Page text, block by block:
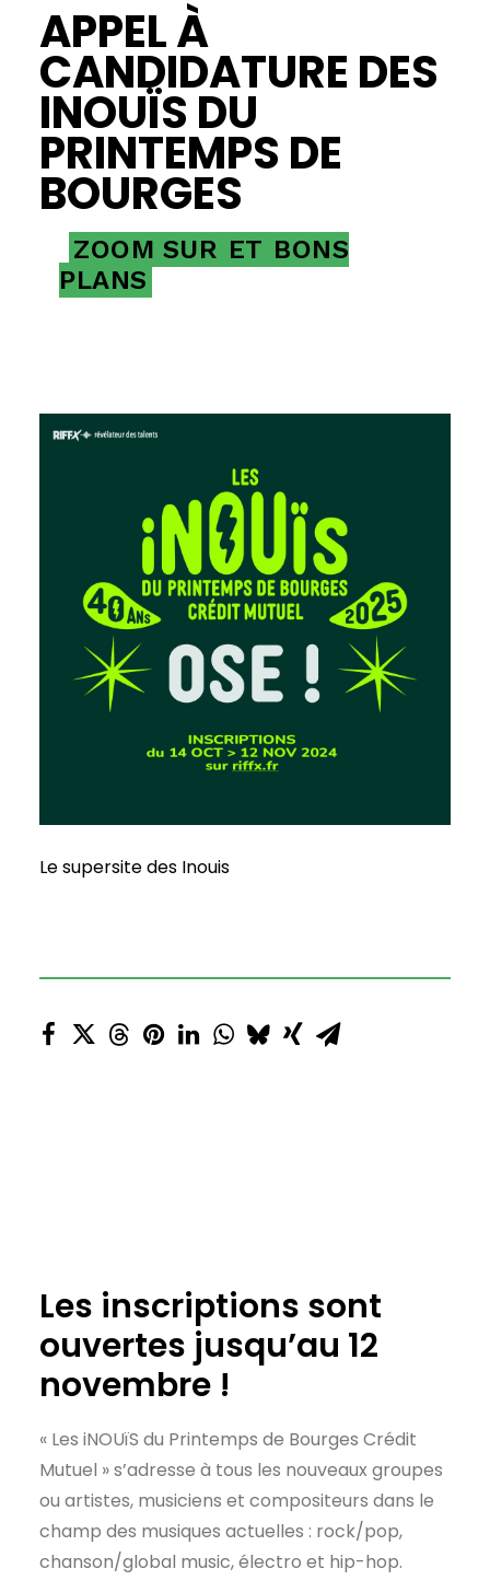
APPEL À
CANDIDATURE DES
INOUÏS DU
PRINTEMPS DE
BOURGES
ZOOM SUR ET BONS
PLANS
Le supersite des Inouis
Les inscriptions sont
ouvertes jusqu’au 12
novembre !
« Les iNOUïS du Printemps de Bourges Crédit
Mutuel » s’adresse à tous les nouveaux groupes
ou artistes, musiciens et compositeurs dans le
champ des musiques actuelles : rock/pop,
chanson/global music, électro et hip-hop.